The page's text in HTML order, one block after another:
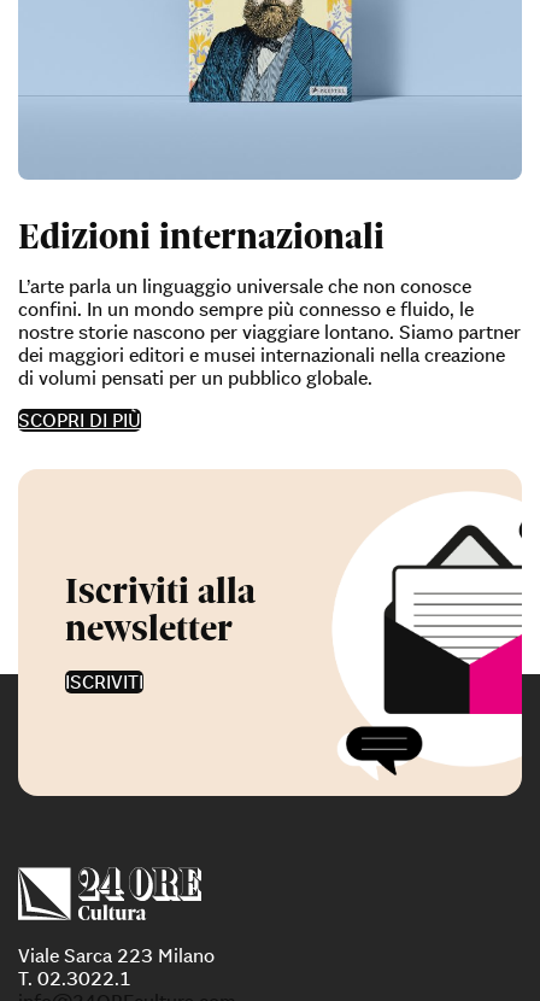
Edizioni internazionali
L’arte parla un linguaggio universale che non conosce
confini. In un mondo sempre più connesso e fluido, le
nostre storie nascono per viaggiare lontano. Siamo partner
dei maggiori editori e musei internazionali nella creazione
di volumi pensati per un pubblico globale.
SCOPRI DI PIÙ
Iscriviti alla
newsletter
ISCRIVITI
Viale Sarca 223 Milano
T. 02.3022.1